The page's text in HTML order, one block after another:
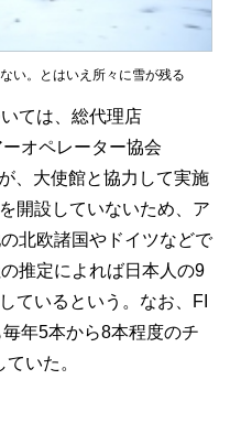
い。とはいえ所々に雪が残る
ては、総代理店
オペレーター協会
、大使館と協力して実施
開設していないため、ア
北欧諸国やドイツなどで
推定によれば日本人の9
ているという。なお、FI
年5本から8本程度のチ
いた。